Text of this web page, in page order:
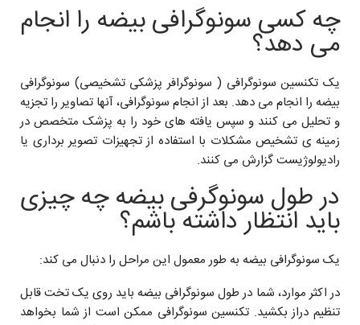
چه کسی سونوگرافی بیضه را انجام
می دهد؟
یک تکنسین سونوگرافی ( سونوگرافر پزشکی تشخیصی) سونوگرافی
بیضه را انجام می دهد. بعد از انجام سونوگرافی، آنها تصاویر را تجزیه
و تحلیل می کنند و سپس یافته های خود را به پزشک متخصص در
زمینه ی تشخیص مشکلات با استفاده از تجهیزات تصویر برداری یا
رادیولوژیست گزارش می کنند.
در طول سونوگرفی بیضه چه چیزی
باید انتظار داشته باشم؟
یک سونوگرافی بیضه به طور معمول‌ این مراحل را دنبال می کند:
در اکثر موارد، شما در طول سونوگرافی بیضه باید روی یک تخت قابل
تنظیم دراز بکشید. تکنسین سونوگرافی ممکن است از شما بخواهد